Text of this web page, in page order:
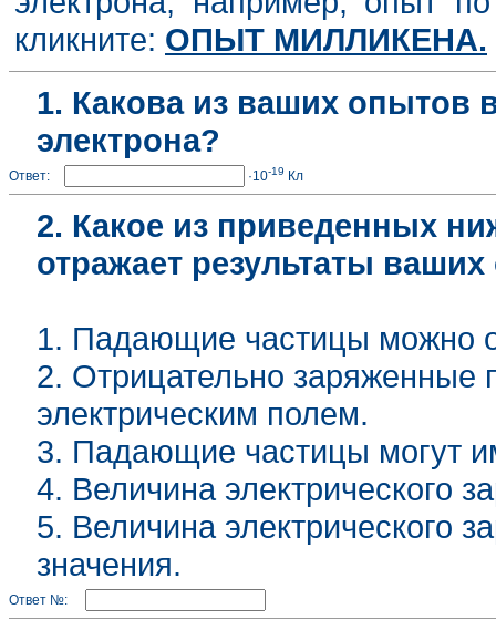
кликните: ОПЫТ МИЛЛИКЕНА.
1. Какова из ваших опытов
электрона?
Ответ: ·10-19 Кл
2. Какое из приведенных
отражает результаты
1. Падающие частицы можно
2. Отрицательно
электрическим полем.
3. Падающие частицы могут
4. Величина электрического
5. Величина электрического
значения.
Ответ №: